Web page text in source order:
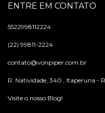
ENTRE EM CONTATO
5522998112224
(22) 99811-2224
contato@vonpiper.com.br
R. Natividade, 340 , Itaperuna -
Visite o nosso Blog!